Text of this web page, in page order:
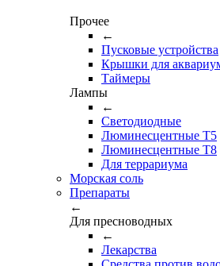
Прочее
←
Пусковые устройства
Крышки для
Таймеры
Лампы
←
Светодиодные
Люминесцентные Т5
Люминесцентные Т8
Для террариума
Морская соль
Препараты
←
Для пресноводных
←
Лекарства